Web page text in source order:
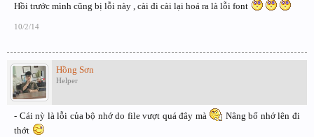
Hồi trước mình cũng bị lỗi này , cài đi cài lại hoá ra là lỗi font
10/2/14
Hồng Sơn
Helper
- Cái nỳ là lỗi của bộ nhớ do file vượt quá đây mà
Nâng bố nhớ lên đi
thớt